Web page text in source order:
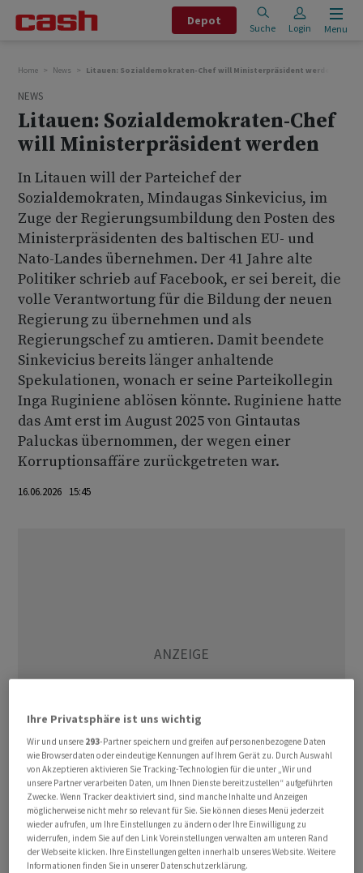
Depot
Suche Login Menu
Home News Litauen: Sozialdemokraten-Chef will Ministerpräsident werden
NEWS
Litauen: Sozialdemokraten-Chef
will Ministerpräsident werden
In Litauen will der Parteichef der
Sozialdemokraten, Mindaugas Sinkevicius, im
Zuge der Regierungsumbildung den Posten des
Ministerpräsidenten des baltischen EU- und
Nato-Landes übernehmen. Der 41 Jahre alte
Politiker schrieb auf Facebook, er sei bereit, die
volle Verantwortung für die Bildung der neuen
Regierung zu übernehmen und als
Regierungschef zu amtieren. Damit beendete
Sinkevicius bereits länger anhaltende
Spekulationen, wonach er seine Parteikollegin
Inga Ruginiene ablösen könnte. Ruginiene hatte
das Amt erst im August 2025 von Gintautas
Paluckas übernommen, der wegen einer
Korruptionsaffäre zurückgetreten war.
16.06.2026 15:45
Die Sozialdemokraten hatten zuvor Mitte Juni den
Austausch eines Koalitionspartners beschlossen und
kündigten die Zusammenarbeit mit der populistischen
Partei Morgenröte von Nemunas auf. Stattdessen
Ihre Privatsphäre ist uns wichtig
Wir und unsere 293-Partner speichern und greifen auf personenbezogene Daten
wie Browserdaten oder eindeutige Kennungen auf Ihrem Gerät zu. Durch Auswahl
von Akzeptieren aktivieren Sie Tracking-Technologien für die unter „Wir und
unsere Partner verarbeiten Daten, um Ihnen Dienste bereitzustellen“ aufgeführten
Zwecke. Wenn Tracker deaktiviert sind, sind manche Inhalte und Anzeigen
möglicherweise nicht mehr so relevant für Sie. Sie können dieses Menü jederzeit
wieder aufrufen, um Ihre Einstellungen zu ändern oder Ihre Einwilligung zu
widerrufen, indem Sie auf den Link Voreinstellungen verwalten am unteren Rand
der Webseite klicken. Ihre Einstellungen gelten innerhalb unseres Website. Weitere
Informationen finden Sie in unserer Datenschutzerklärung.